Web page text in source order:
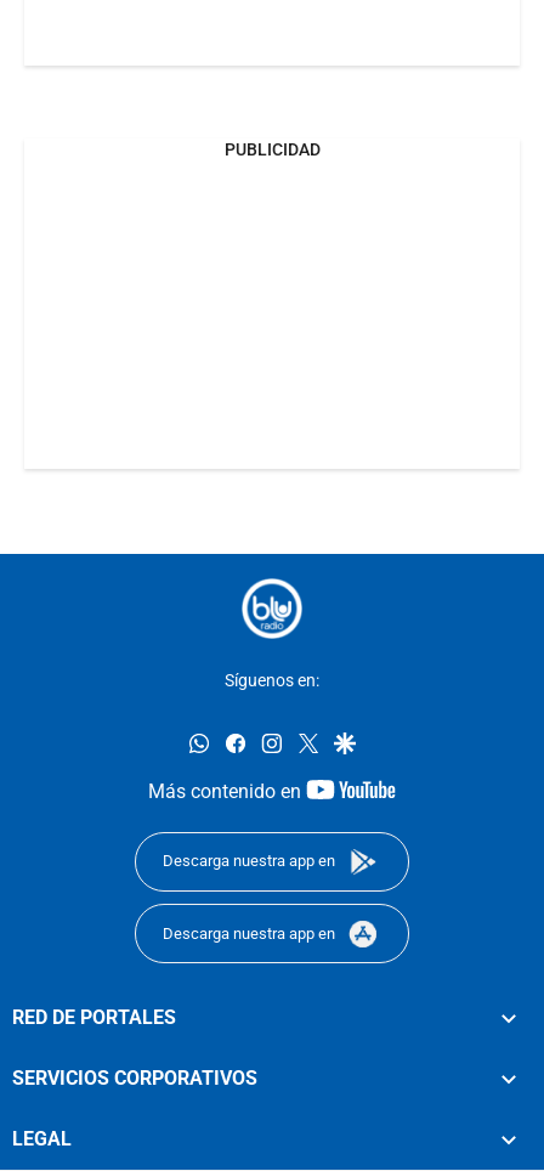
PUBLICIDAD
Síguenos en:
whatsappfacebookinstagram
twittergoogle
Más contenido en
youtube-
Descarga nuestra app en
Descarga nuestra app en
RED DE PORTALES
SERVICIOS CORPORATIVOS
LEGAL